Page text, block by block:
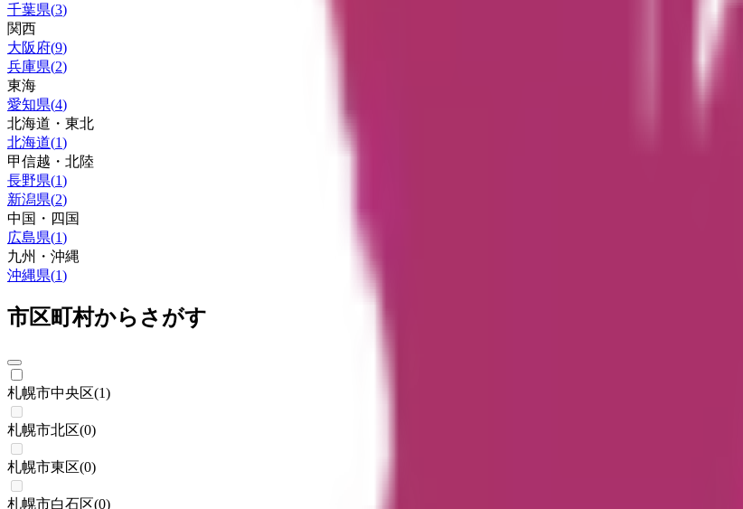
千葉県(3)
関西
大阪府(9)
兵庫県(2)
東海
愛知県(4)
北海道・東北
北海道(1)
甲信越・北陸
長野県(1)
新潟県(2)
中国・四国
広島県(1)
九州・沖縄
沖縄県(1)
市区町村からさがす
札幌市中央区(1)
札幌市北区(0)
札幌市東区(0)
札幌市白石区(0)